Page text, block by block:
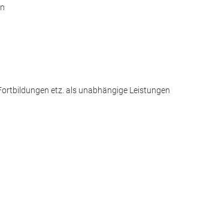
etz. als unabhängige Leistungen